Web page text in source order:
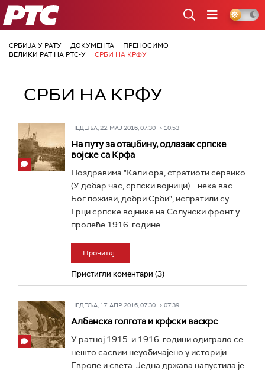
РТС
СРБИЈА У РАТУ ДОКУМЕНТА
ПРЕНОСИМО
ВЕЛИКИ РАТ НА РТС-У
СРБИ НА КРФУ
СРБИ НА КРФУ
НЕДЕЉА, 22. МАЈ 2016, 07:30 -> 10:53
На путу за отаџбину, одлазак српске
војске са Крфа
Поздравима "Кали ора, стратиоти сервико
(У добар час, српски војници) – нека вас
Бог поживи, добри Срби", испратили су
Грци српске војнике на Солунски фронт у
пролеће 1916. године...
Прочитај
Пристигли коментари (3)
НЕДЕЉА, 17. АПР 2016, 07:30 -> 07:39
Албанска голгота и крфски васкрс
У ратној 1915. и 1916. години одиграло се
нешто сасвим неуобичајено у историји
Европе и света. Једна држава напустила је